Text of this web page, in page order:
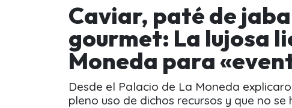
Caviar, paté de
gourmet: La lujosa
Moneda para
Desde el Palacio de La Moneda
pleno uso de dichos recursos y que no